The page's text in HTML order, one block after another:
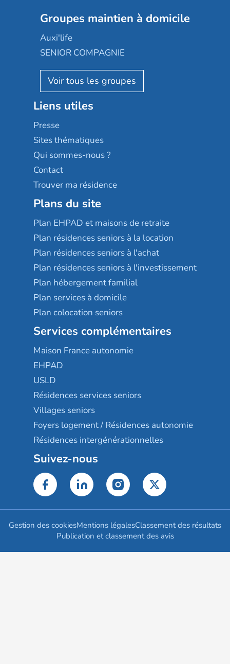
Les jardins d'Arcadie
Occitalia
Appartseniors
Reseda
Stella management
Les villages d'or
Sérénys
Résidences services Villa Médicis
Groupe SOS
Le Noble Âge
Almage
Résidalya
Groupe aplus
Groupes maintien à domicile
Auxi'life
SENIOR COMPAGNIE
AGE D'OR Services
Liens utiles
Presse
Sites thématiques
Qui sommes-nous ?
Contact
Trouver ma résidence
Plans du site
Plan EHPAD et maisons de retraite
Plan résidences seniors à la location
Plan résidences seniors à l'achat
Plan résidences seniors à l'investissement
Plan hébergement familial
Plan services à domicile
Plan colocation seniors
Services complémentaires
Maison France autonomie
EHPAD
USLD
Résidences services seniors
Villages seniors
Foyers logement / Résidences autonomie
Résidences intergénérationnelles
Suivez-nous
Gestion des cookiesMentions légalesClassement des résultats
Publication et classement des avis